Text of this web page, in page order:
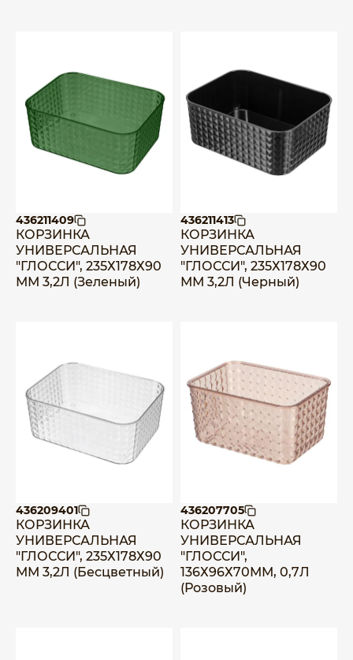
436211409
КОРЗИНКА
УНИВЕРСАЛЬНАЯ
"ГЛОССИ", 235Х178Х90
ММ 3,2Л (Зеленый)
436211413
КОРЗИНКА
УНИВЕРСАЛЬНАЯ
"ГЛОССИ", 235Х178Х90
ММ 3,2Л (Черный)
436209401
КОРЗИНКА
УНИВЕРСАЛЬНАЯ
"ГЛОССИ", 235Х178Х90
ММ 3,2Л (Бесцветный)
436207705
КОРЗИНКА
УНИВЕРСАЛЬНАЯ
"ГЛОССИ",
136Х96Х70ММ, 0,7Л
(Розовый)